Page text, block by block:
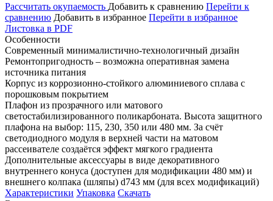
Рассчитать окупаемость Добавить к сравнению Перейти к
сравнению Добавить в избранное Перейти в избранное
Листовка в PDF
Особенности
Современный минималистично-технологичный дизайн
Ремонтопригодность – возможна оперативная замена
источника питания
Корпус из коррозионно-стойкого алюминиевого сплава с
порошковым покрытием
Плафон из прозрачного или матового
светостабилизированного поликарбоната. Высота защитного
плафона на выбор: 115, 230, 350 или 480 мм. За счёт
светодиодного модуля в верхней части на матовом
рассеивателе создаётся эффект мягкого градиента
Дополнительные аксессуары в виде декоративного
внутреннего конуса (доступен для модификации 480 мм) и
внешнего колпака (шляпы) d743 мм (для всех модификаций)
Характеристики Упаковка Скачать